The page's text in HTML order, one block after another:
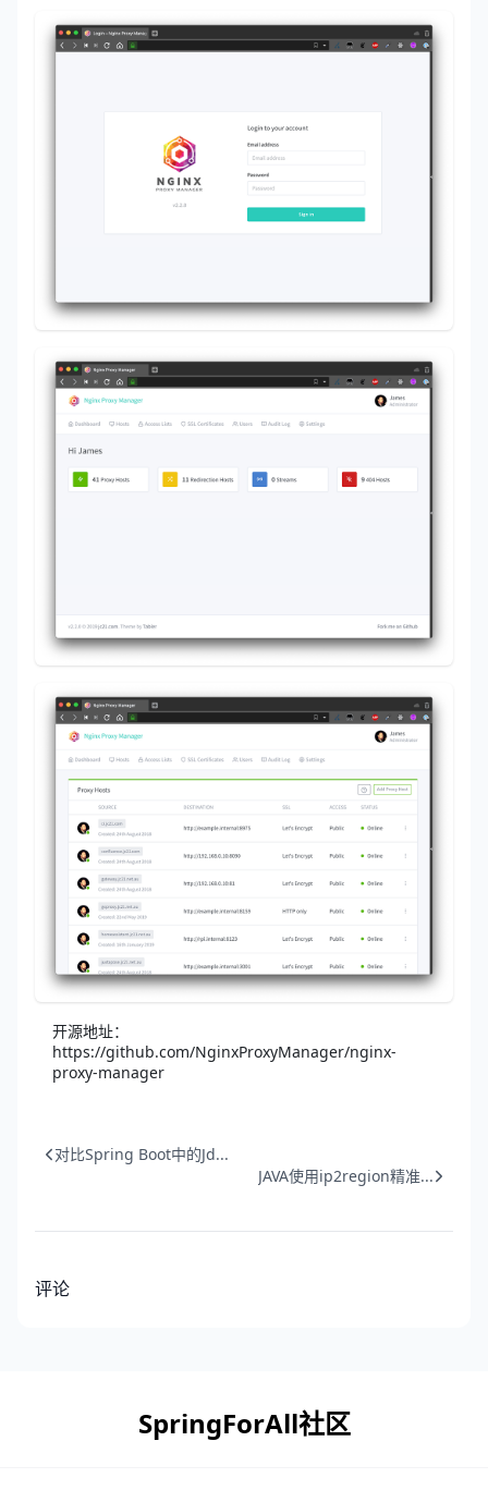
开源地址：
https://github.com/NginxProxyManager/nginx-
proxy-manager
对比Spring Boot中的Jd...
JAVA使用ip2region精准...
评论
SpringForAll社区